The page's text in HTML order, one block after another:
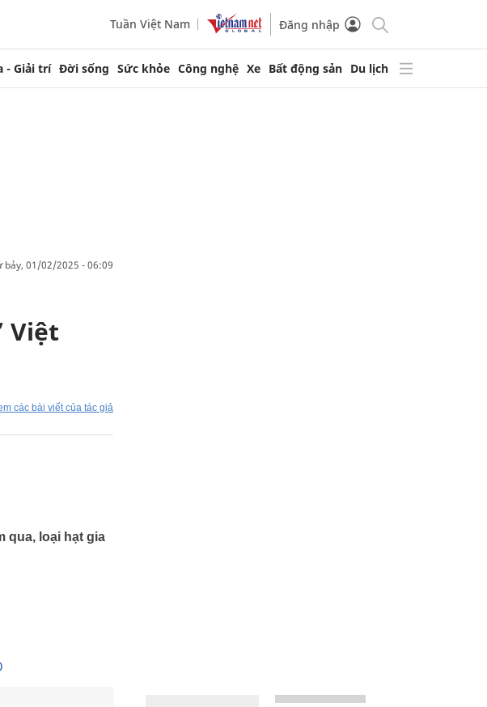
Tuần Việt Nam Đăng nhập
- Giải trí Đời sống Sức khỏe Công nghệ Xe Bất động sản Du lịch
bảy, 01/02/2025 - 06:09
Việt
các bài viết của tác giả
qua, loại hạt gia